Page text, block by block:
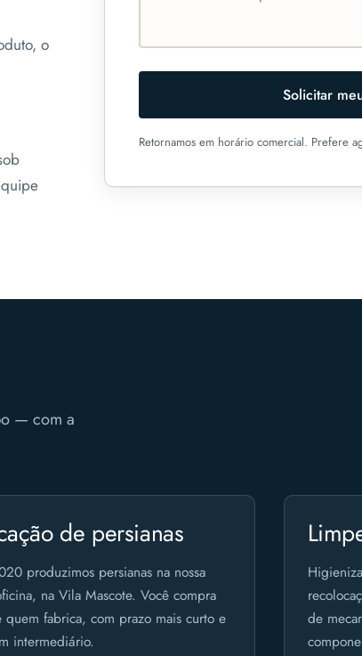
o
Solicitar
Retornamos em horário comercial. Prefere
— com a
de persianas
produzimos persianas na nossa
na Vila Mascote. Você compra
fabrica, com prazo mais curto e
intermediário.
de